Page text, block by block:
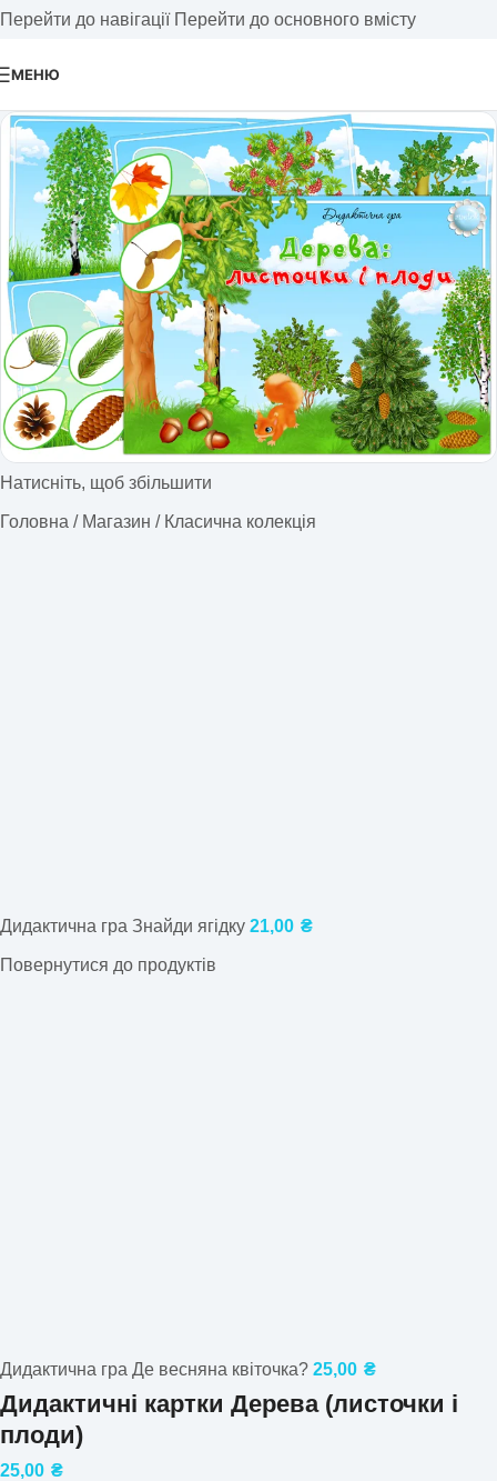
Перейти до навігації Перейти до основного вмісту
МЕНЮ
Натисніть, щоб збільшити
Головна / Магазин / Класична колекція
Дидактична гра Знайди ягідку 21,00 ₴
Повернутися до продуктів
Дидактична гра Де весняна квіточка? 25,00 ₴
Дидактичні картки Дерева (листочки і
плоди)
25,00 ₴